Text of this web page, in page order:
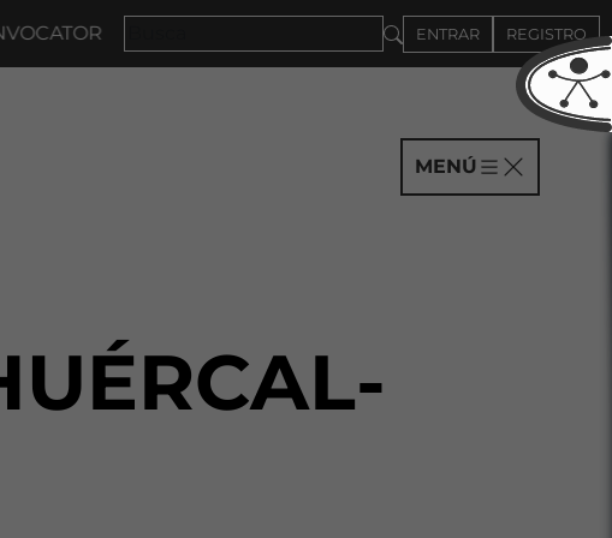
A COMPAÑÍAS HASTA EL 4DE SEPTIEMBRE
ENTRAR REGISTRO
MENÚ